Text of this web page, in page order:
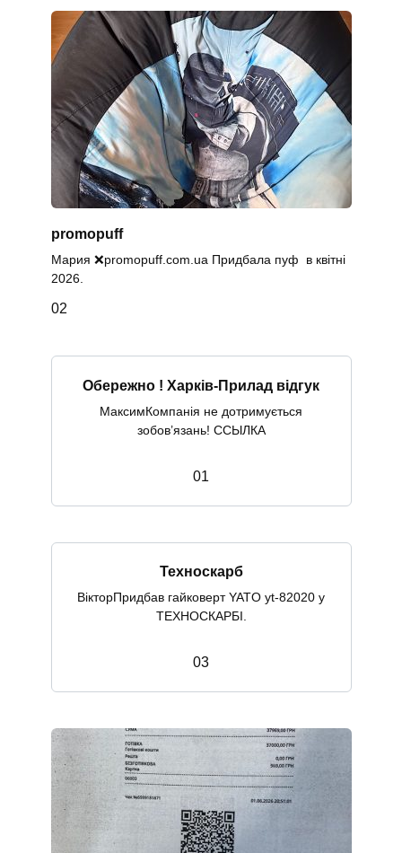
promopuff
Мария ❌promopuff.com.uа Придбала пуф в квітні
2026.
02
Обережно ! Харків-Прилад відгук
МаксимКомпанія не дотримується
зобов’язань! ССЫЛКА
01
Техноскарб
ВікторПридбав гайковерт YATO yt-82020 у
ТЕХНОСКАРБІ.
03